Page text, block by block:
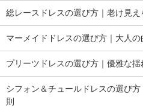
総レースドレスの選び方｜老け見
マーメイドドレスの選び方｜大人
プリーツドレスの選び方｜優雅な
シフォン＆チュールドレスの選び
則